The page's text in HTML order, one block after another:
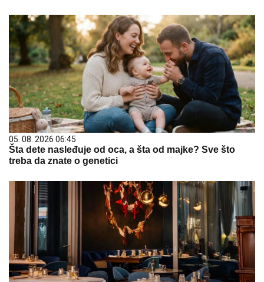
05. 08. 2026 06:45
Šta dete nasleđuje od oca, a šta od majke? Sve što
treba da znate o genetici